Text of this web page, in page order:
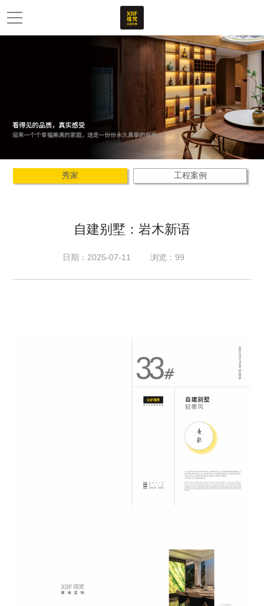
秀家 工程案例
自建别墅：岩木新语
日期：2025-07-11 浏览：99